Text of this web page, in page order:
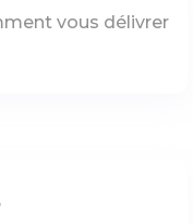
vous délivrer